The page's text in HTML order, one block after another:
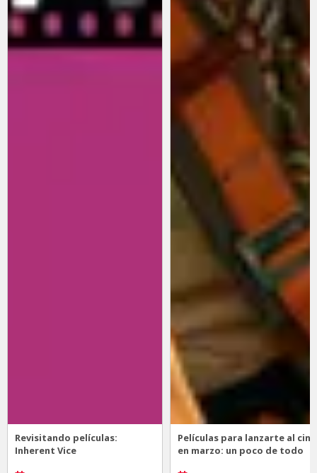
Revisitando películas:
Inherent Vice
Películas para lanzarte al cine
en marzo: un poco de todo